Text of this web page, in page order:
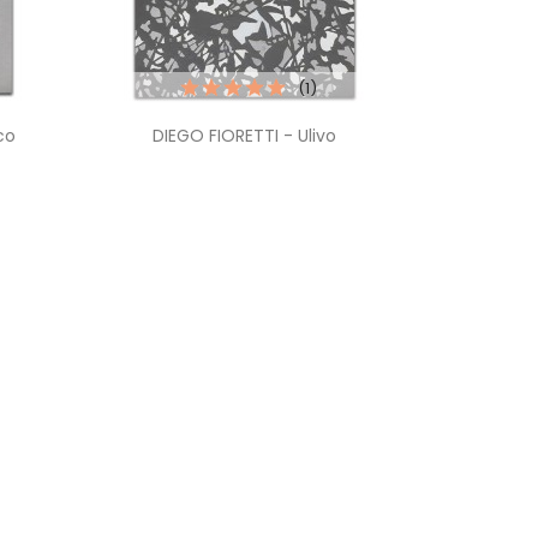
 Anteprima
DIEGO FIORETTI - Ulivo
(1)